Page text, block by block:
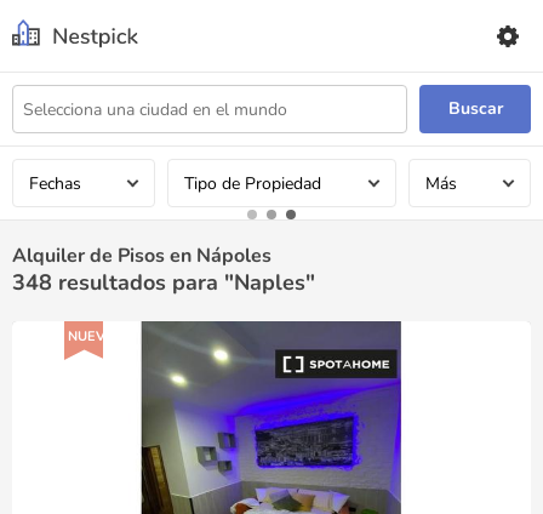
Buscar
Fechas Tipo de Propiedad Más
Alquiler de Pisos en Nápoles
348 resultados para "Naples"
NUEVO